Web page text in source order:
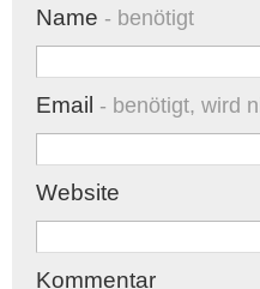
Name - benötigt
Email - benötigt, wird
Website
Kommentar